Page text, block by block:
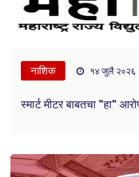
नाशिक १४ जुलै २०२६
स्मार्ट मीटर बाबतचा "हा"